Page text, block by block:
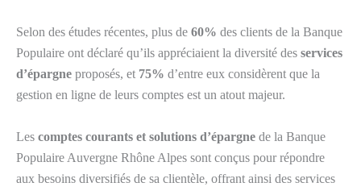
Selon des études récentes, plus de 60% des clients de la Banque
Populaire ont déclaré qu’ils appréciaient la diversité des services
d’épargne proposés, et 75% d’entre eux considèrent que la
gestion en ligne de leurs comptes est un atout majeur.
Les comptes courants et solutions d’épargne de la Banque
Populaire Auvergne Rhône Alpes sont conçus pour répondre
aux besoins diversifiés de sa clientèle, offrant ainsi des services